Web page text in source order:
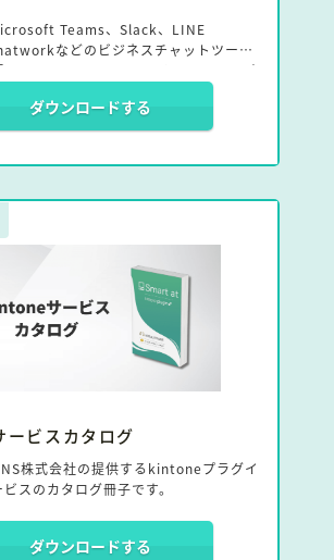
Teams、Slack、LINE
などのビジネスチャットツール
Smart at message for kintone」の事
ードの値を利用した複雑な通知や、
ダウンロードする
ビスカタログ
株式会社の提供するkintoneプラグイ
スのカタログ冊子です。
ダウンロードする